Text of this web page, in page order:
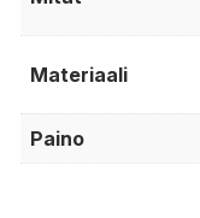
Materiaali
Paino